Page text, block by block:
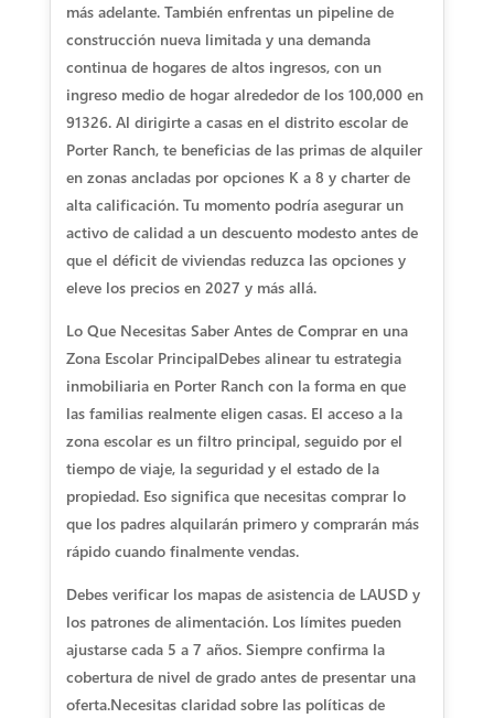
más adelante. También enfrentas un pipeline de
construcción nueva limitada y una demanda
continua de hogares de altos ingresos, con un
ingreso medio de hogar alrededor de los 100,000 en
91326. Al dirigirte a casas en el distrito escolar de
Porter Ranch, te beneficias de las primas de alquiler
en zonas ancladas por opciones K a 8 y charter de
alta calificación. Tu momento podría asegurar un
activo de calidad a un descuento modesto antes de
que el déficit de viviendas reduzca las opciones y
eleve los precios en 2027 y más allá.
Lo Que Necesitas Saber Antes de Comprar en una
Zona Escolar PrincipalDebes alinear tu estrategia
inmobiliaria en Porter Ranch con la forma en que
las familias realmente eligen casas. El acceso a la
zona escolar es un filtro principal, seguido por el
tiempo de viaje, la seguridad y el estado de la
propiedad. Eso significa que necesitas comprar lo
que los padres alquilarán primero y comprarán más
rápido cuando finalmente vendas.
Debes verificar los mapas de asistencia de LAUSD y
los patrones de alimentación. Los límites pueden
ajustarse cada 5 a 7 años. Siempre confirma la
cobertura de nivel de grado antes de presentar una
oferta.Necesitas claridad sobre las políticas de